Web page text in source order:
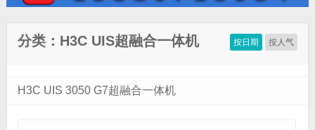
按日期 按人气
分类：H3C UIS超融合一体机
H3C UIS 3050 G7超融合一体机